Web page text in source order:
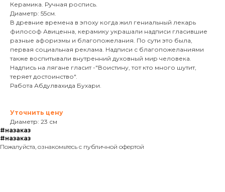
Керамика. Ручная роспись.
Диаметр: 55см.
В древние времена в эпоху когда жил гениальный лекарь
философ Авиценна, керамику украшали надписи гласившие
разные афоризмы и благопожелания. По сути это была,
первая социальная реклама. Надписи с благопожеланиями
также воспитывали внутренний духовный мир человека.
Надпись на лягане гласит -"Воистину, тот кто много шутит,
теряет достоинство".
Работа Абдулвахида Бухари.
Уточнить цену
Диаметр: 23 см
#назаказ
#назаказ
Пожалуйста, ознакомьтесь с публичной офертой